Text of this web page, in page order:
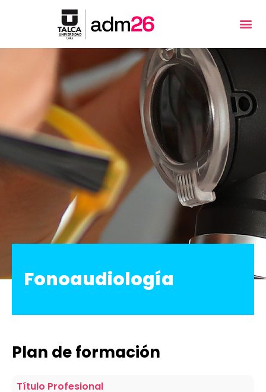
Fonoaudiología
Plan de formación
Título Profesional